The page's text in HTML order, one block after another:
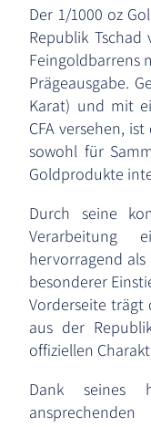
Der 1/1000 oz
Republik
Feingoldbarrens
Prägeausgabe.
Karat) und mit
CFA versehen,
sowohl für
Goldprodukte
Durch seine
Verarbeitung
hervorragend als
besonderer
Vorderseite trägt
aus der
offiziellen
Dank seines